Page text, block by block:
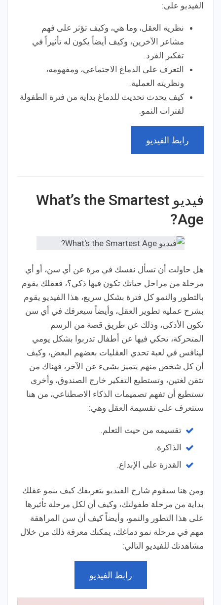
الفيديو على:
نظرية العقل، وما هي، وكيف تؤثر على فهم
مشاعر الآخرين، وكيف أيضاً يكون له تأثيراً في
تفكير الفرد.
التعرف على الدماغ الاجتماعي، ومفهومه،
ونظريته العملية.
كيف يحدث تحديث للدماغ بداية من فترة الطفولة
لفترات النمو.
رابط الفيديو
فيديو What’s the Smartest
Age?
هل حاولت أن تسأل نفسك في مرة عن أي سن، أو أي
مرحلة من مراحل حياتك تكون فيها ذكي؟، فعقلك يقوم
بالتطور والنمو كل فترة بشكل سريع، هذا الفيديو يقوم
بشرح عملية تطوير العقل، وأيضاً سيعرفك في أي سن
تكون الأذكى، وذلك عن طريق قصة من الرسم
المتحركة، تحكي فيها عن أطفال تدربوا بشكل يومي
لينافس في لعبة تحدي العقليات بعضهم البعض، وكيف
أن كل شخص منهم يتميز بشيء عن الآخر، فهناك من
تتقن لغتين، وتستطيع التفكير خارج الصندوق، وأخرى
تستطيع أن تفهم تصميمات الذكاء الاصطناعي، من هنا
ستتعرف على تقسيمة العقل وهي:
تقسيمه من حيث التعلم.
الذاكرة.
القدرة على الإبداع.
ومن هنا سيقوم شارح الفيديو بتعريفك كيف ينمو عقلك
بداية من مرحلة طفولتك، وكيف أن لكل مرحلة تأثيرها
على هذا التطور والنمو، وأيضاً كيف أن سن المراهقة
مهم في مرحلة نمو دماغك، يمكنك معرفة ذلك من خلال
مشاهدتك للفيديو التالي:
رابط الفيديو